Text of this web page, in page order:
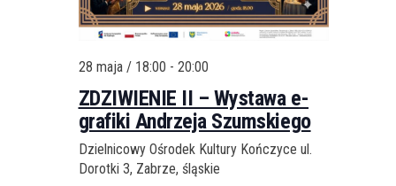
28 maja / 18:00 - 20:00
ZDZIWIENIE II – Wystawa e-
grafiki Andrzeja Szumskiego
Dzielnicowy Ośrodek Kultury Kończyce ul.
Dorotki 3, Zabrze, śląskie